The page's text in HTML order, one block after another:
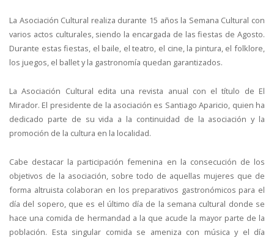
La Asociación Cultural realiza durante 15 años la Semana Cultural con
varios actos culturales, siendo la encargada de las fiestas de Agosto.
Durante estas fiestas, el baile, el teatro, el cine, la pintura, el folklore,
los juegos, el ballet y la gastronomía quedan garantizados.
La Asociación Cultural edita una revista anual con el título de El
Mirador. El presidente de la asociación es Santiago Aparicio, quien ha
dedicado parte de su vida a la continuidad de la asociación y la
promoción de la cultura en la localidad.
Cabe destacar la participación femenina en la consecución de los
objetivos de la asociación, sobre todo de aquellas mujeres que de
forma altruista colaboran en los preparativos gastronómicos para el
día del sopero, que es el último día de la semana cultural donde se
hace una comida de hermandad a la que acude la mayor parte de la
población. Esta singular comida se ameniza con música y el día